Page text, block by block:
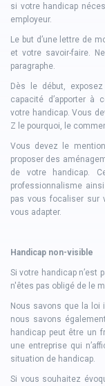
si votre handicap
employeur.
Le but d’une lettre de
et votre savoir-faire.
paragraphe.
Dès le début,
capacité d’apporter à
votre handicap. Vous
Z le pourquoi, le
Vous devez le
proposer des
de votre handicap.
professionnalisme
pas vous focaliser sur
vous adapter.
Handicap non-visible
Si votre handicap n’est
n'êtes pas obligé de le
Nous savons que la loi
nous savons
handicap peut être un
une entreprise qui
situation de handicap.
Si vous souhaitez